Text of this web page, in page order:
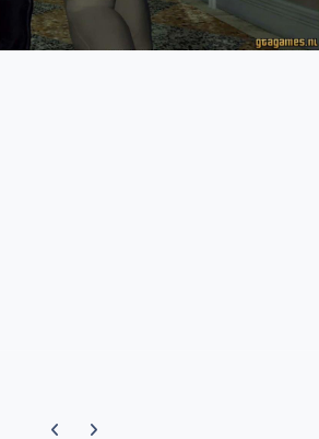
Previous carousel slide
Next carousel slide